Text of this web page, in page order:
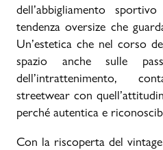
dell’abbigliamento
tendenza oversize che
Un’estetica che nel corso
spazio anche sulle
dell’intrattenimento,
streetwear con
perché autentica e
Con la riscoperta del